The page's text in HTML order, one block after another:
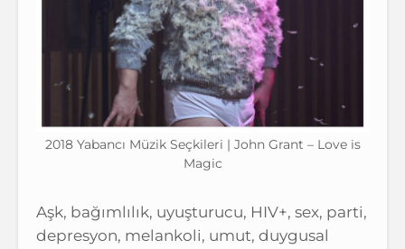
2018 Yabancı Müzik Seçkileri | John Grant – Love is
Magic
Aşk, bağımlılık, uyuşturucu, HIV+, sex, parti,
depresyon, melankoli, umut, duygusal